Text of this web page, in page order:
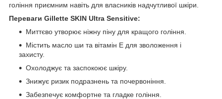
гоління приємним навіть для власників надчутливої шкіри.
Переваги Gillette SKIN Ultra Sensitive:
Миттєво утворює ніжну піну для кращого гоління.
Містить масло ши та вітамін Е для зволоження і
захисту.
Охолоджує та заспокоює шкіру.
Знижує ризик подразнень та почервоніння.
Забезпечує комфортне та гладке гоління.